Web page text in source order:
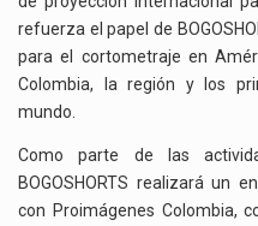
refuerza el papel de
para el cortometraje en
Colombia, la región y los
mundo.
Como parte de las
BOGOSHORTS realizará un
con Proimágenes Colombia,